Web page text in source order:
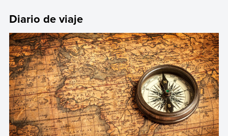
Diario de viaje